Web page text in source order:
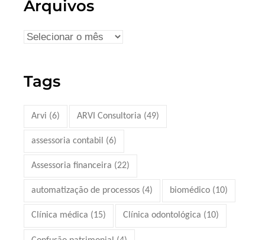
Arquivos
Tags
Arvi (6) ARVI Consultoria (49)
assessoria contabil (6)
Assessoria financeira (22)
automatização de processos (4) biomédico (10)
Clínica médica (15) Clínica odontológica (10)